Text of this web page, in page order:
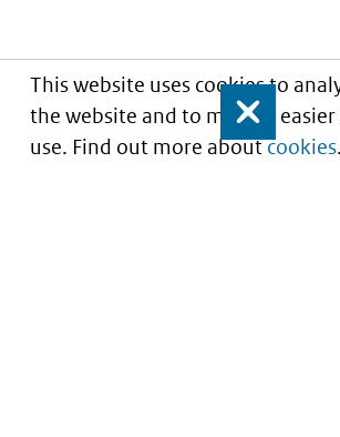
This website uses cookies to
the website and to make it
use. Find out more aboutcookies.
Close